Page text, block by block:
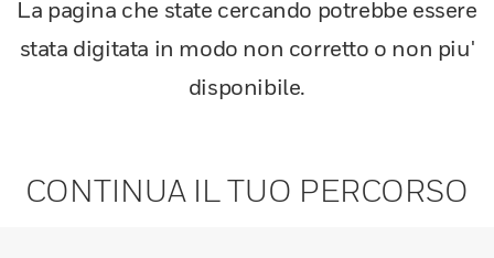
La pagina che state cercando potrebbe essere
stata digitata in modo non corretto o non piu'
disponibile.
CONTINUA IL TUO PERCORSO